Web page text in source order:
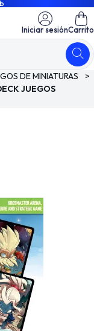
Iniciar sesiónCarrito
DE MINIATURAS
>
JUEGOS